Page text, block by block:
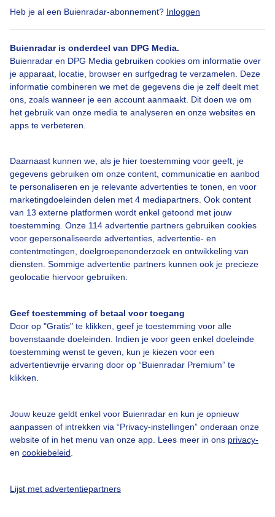
Heb je al een Buienradar-abonnement? Inloggen
Buienradar is onderdeel van DPG Media.
Buienradar en DPG Media gebruiken cookies om informatie over
je apparaat, locatie, browser en surfgedrag te verzamelen. Deze
informatie combineren we met de gegevens die je zelf deelt met
ons, zoals wanneer je een account aanmaakt. Dit doen we om
het gebruik van onze media te analyseren en onze websites en
apps te verbeteren.
Daarnaast kunnen we, als je hier toestemming voor geeft, je
gegevens gebruiken om onze content, communicatie en aanbod
te personaliseren en je relevante advertenties te tonen, en voor
marketingdoeleinden delen met 4 mediapartners. Ook content
van 13 externe platformen wordt enkel getoond met jouw
toestemming. Onze 114 advertentie partners gebruiken cookies
voor gepersonaliseerde advertenties, advertentie- en
contentmetingen, doelgroepenonderzoek en ontwikkeling van
diensten. Sommige advertentie partners kunnen ook je precieze
geolocatie hiervoor gebruiken.
Geef toestemming of betaal voor toegang
Door op "Gratis" te klikken, geef je toestemming voor alle
bovenstaande doeleinden. Indien je voor geen enkel doeleinde
toestemming wenst te geven, kun je kiezen voor een
advertentievrije ervaring door op “Buienradar Premium” te
klikken.
Jouw keuze geldt enkel voor Buienradar en kun je opnieuw
aanpassen of intrekken via “Privacy-instellingen” onderaan onze
website of in het menu van onze app. Lees meer in ons privacy-
en cookiebeleid
Lijst met advertentiepartners
Door: Tom Göttgens Gemaakt: 02-09-2024, 56x bekeken
Een moment geduld aub...
Over Buienradar
Veelgestelde vragen
Contact
Toegankelijkheid
Adverteren
Buienradar Team
Privacy beleid
Privacy instellingen